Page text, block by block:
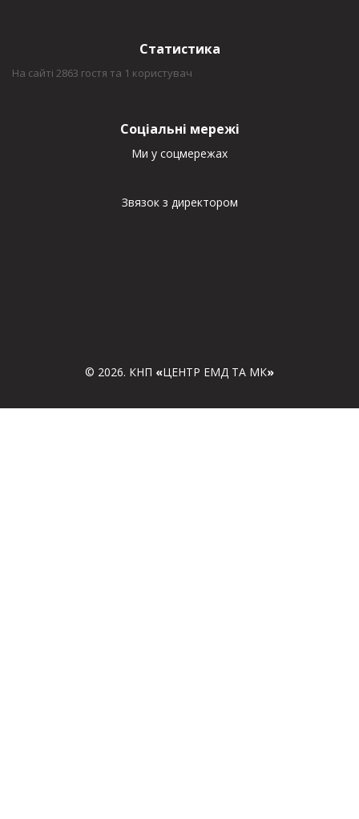
Статистика
На сайті 2863 гостя та 1 користувач
Соціальні мережі
Ми у соцмережах
Звязок з директором
© 2026. КНП «ЦЕНТР ЕМД ТА МК»